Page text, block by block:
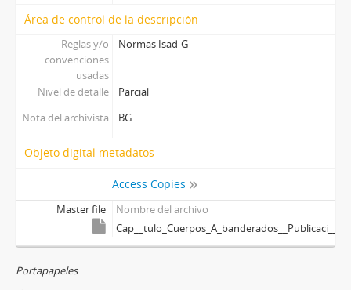
Área de control de la descripción
Reglas y/o
convenciones
usadas
Normas Isad-G
Nivel de detalle
Parcial
Nota del archivista
BG.
Objeto digital metadatos
Access Copies
Master file
Nombre del archivo
Portapapeles